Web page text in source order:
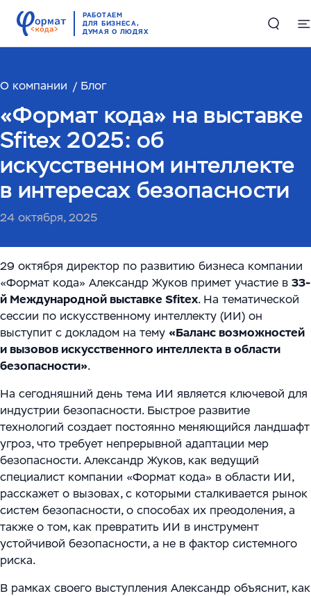
РАБОТАЕМ
ДЛЯ БИЗНЕСА,
ДУМАЯ О ЛЮДЯХ
Решения
Цифровые двойники в производстве и логистике
Комплексные решения по работе с большими
данными
RAG-чатбот – интеллектуальный ассистент для
службы поддержки
ИИ-решение для работы с корпоративными базами
данных
WMS Управление складом
Системы визуального контроля на основе ИИ
Системы стандартизации и управления данными
для логистических и производственных
комплексов
Решения для производственной безопасности
Программное обеспечение для интеграции
автоматизированного и роботизированного
оборудования
Интеллектуальная обработка документов (IDP) в
Проекты
Компетенции
Складская автоматизация и логистика
Автоматизация производств
Цифровизация ритейла
Импортозамещение
ИИ и машинное обучение
О компании
О нас
Руководство
Модели сотрудничества
Блог
Мероприятия
Работа
Юридическая информация
English
Main
Warehouse Logistics and Automation
Связаться с нами
О компании Блог
«Формат кода» на выставке
Sfitex 2025: об
искусственном интеллекте
в интересах безопасности
24 октября, 2025
29 октября директор по развитию бизнеса компании
«Формат кода» Александр Жуков примет участие в 33-
й Международной выставкеSfitex. На тематической
сессии по искусственному интеллекту (ИИ) он
выступит с докладом на тему «Баланс возможностей
и вызовов искусственного интеллекта в области
безопасности».
На сегодняшний день тема ИИ является ключевой для
индустрии безопасности. Быстрое развитие
технологий создает постоянно меняющийся ландшафт
угроз, что требует непрерывной адаптации мер
безопасности. Александр Жуков, как ведущий
специалист компании «Формат кода» в области ИИ,
расскажет о вызовах, с которыми сталкивается рынок
систем безопасности, о способах их преодоления, а
также о том, как превратить ИИ в инструмент
устойчивой безопасности, а не в фактор системного
риска.
В рамках своего выступления Александр объяснит, как